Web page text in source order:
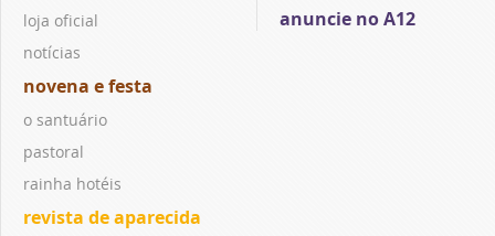
loja oficial
notícias
novena e festa
o santuário
pastoral
rainha hotéis
revista de aparecida
anuncie no A12